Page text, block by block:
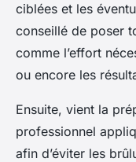
ciblées et les
conseillé de poser
comme l’effort
ou encore les
Ensuite, vient la
professionnel
afin d’éviter les